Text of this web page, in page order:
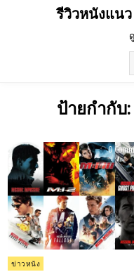
รีวิวหนังแน
ป้ายกำกับ:
0
Posted
ข่าวหนัง